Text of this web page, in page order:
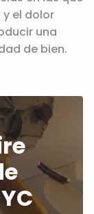
y el dolor
una
de bien.